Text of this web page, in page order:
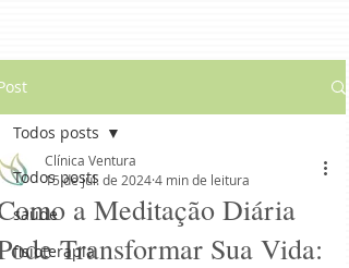
Todos posts
saúde
fisioterapia
Todos posts
a Meditação Diária
Transformar Sua Vida:
Clínica Ventura
15 de jul. de 20244 min de leitura